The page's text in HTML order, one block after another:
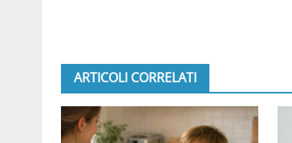
ARTICOLI CORRELATI